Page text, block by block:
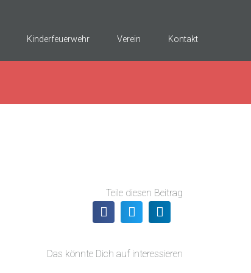
Kinderfeuerwehr Verein Kontakt
Teile diesen Beitrag
Das könnte Dich auf interessieren